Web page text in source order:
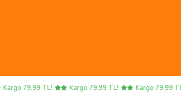
79,99 TL! Kargo 79,99 TL! Kargo 79,99 TL!